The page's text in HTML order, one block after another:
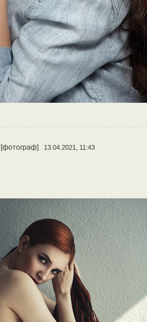
[фотограф] 13.04.2021, 11:43